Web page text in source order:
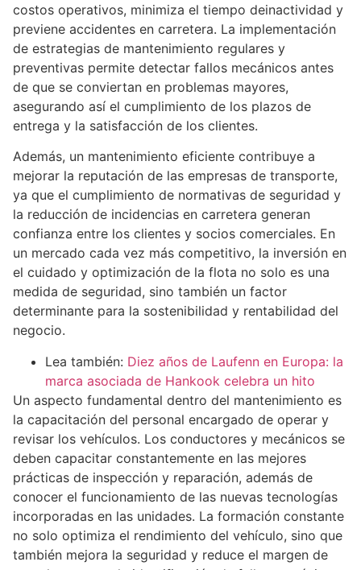
costos operativos, minimiza el tiempo deinactividad y
previene accidentes en carretera. La implementación
de estrategias de mantenimiento regulares y
preventivas permite detectar fallos mecánicos antes
de que se conviertan en problemas mayores,
asegurando así el cumplimiento de los plazos de
entrega y la satisfacción de los clientes.
Además, un mantenimiento eficiente contribuye a
mejorar la reputación de las empresas de transporte,
ya que el cumplimiento de normativas de seguridad y
la reducción de incidencias en carretera generan
confianza entre los clientes y socios comerciales. En
un mercado cada vez más competitivo, la inversión en
el cuidado y optimización de la flota no solo es una
medida de seguridad, sino también un factor
determinante para la sostenibilidad y rentabilidad del
negocio.
Lea también: Diez años de Laufenn en Europa: la
marca asociada de Hankook celebra un hito
Un aspecto fundamental dentro del mantenimiento es
la capacitación del personal encargado de operar y
revisar los vehículos. Los conductores y mecánicos se
deben capacitar constantemente en las mejores
prácticas de inspección y reparación, además de
conocer el funcionamiento de las nuevas tecnologías
incorporadas en las unidades. La formación constante
no solo optimiza el rendimiento del vehículo, sino que
también mejora la seguridad y reduce el margen de